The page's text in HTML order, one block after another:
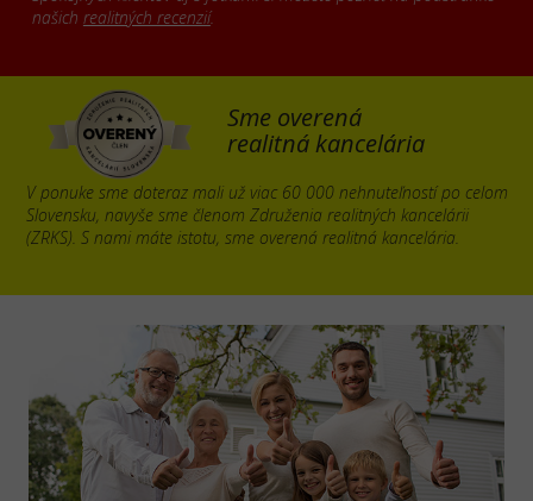
našich realitných recenzií.
Sme overená
realitná kancelária
V ponuke sme doteraz mali už viac 60 000 nehnuteľností po celom
Slovensku, navyše sme členom Združenia realitných kancelárii
(ZRKS). S nami máte istotu, sme overená realitná kancelária.